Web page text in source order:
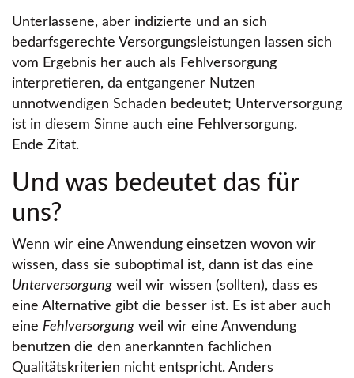
Unterlassene, aber indizierte und an sich
bedarfsgerechte Versorgungsleistungen lassen sich
vom Ergebnis her auch als Fehlversorgung
interpretieren, da entgangener Nutzen
unnotwendigen Schaden bedeutet; Unterversorgung
ist in diesem Sinne auch eine Fehlversorgung.
Ende Zitat.
Und was bedeutet das für
uns?
Wenn wir eine Anwendung einsetzen wovon wir
wissen, dass sie suboptimal ist, dann ist das eine
Unterversorgung weil wir wissen (sollten), dass es
eine Alternative gibt die besser ist. Es ist aber auch
eine Fehlversorgung weil wir eine Anwendung
benutzen die den anerkannten fachlichen
Qualitätskriterien nicht entspricht. Anders